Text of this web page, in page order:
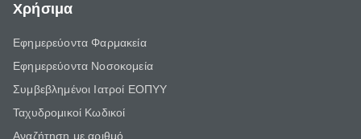
Χρήσιμα
Εφημερεύοντα Φαρμακεία
Εφημερεύοντα Νοσοκομεία
Συμβεβλημένοι Ιατροί ΕΟΠΥΥ
Ταχυδρομικοί Κωδικοί
Αναζήτηση με αριθμό